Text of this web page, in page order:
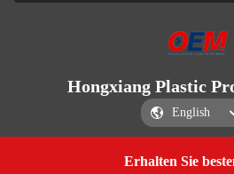
Erhalten Sie
Hongxiang Plastic
Hongxiang Plastic